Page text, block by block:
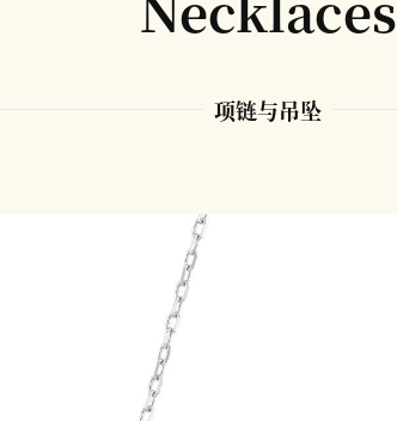
项链与吊坠